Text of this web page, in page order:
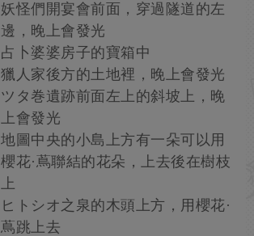
妖怪們開宴會前面，穿過隧道的左
邊，晚上會發光
占卜婆婆房子的寶箱中
獵人家後方的土地裡，晚上會發光
ツタ巻遺跡前面左上的斜坡上，晚
上會發光
地圖中央的小島上方有一朵可以用
櫻花·蔦聯結的花朵，上去後在樹枝
上
ヒトシオ之泉的木頭上方，用櫻花·
蔦跳上去